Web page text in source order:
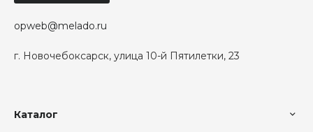
г. Новочебоксарск, улица 10-й Пятилетки, 23
opweb@melado.ru
Каталог